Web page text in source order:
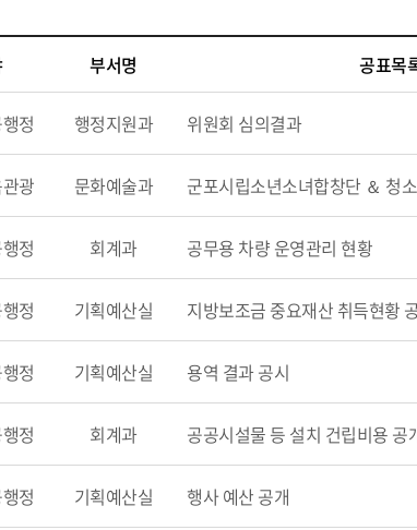
부서명 공표목
정 행정지원과 위원회 심의결과
광 문화예술과 군포시립소년소녀합창단 ＆ 청
정 회계과 공무용 차량 운영관리 현황
정 기획예산실 지방보조금 중요재산 취득현황
정 기획예산실 용역 결과 공시
정 회계과 공공시설물 등 설치 건립비용 공
정 기획예산실 행사 예산 공개